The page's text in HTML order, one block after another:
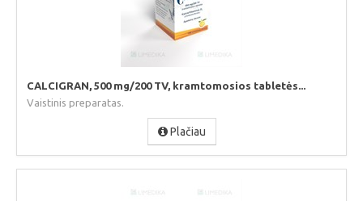
CALCIGRAN, 500 mg/200 TV, kramtomosios tabletės...
Vaistinis preparatas.
Plačiau